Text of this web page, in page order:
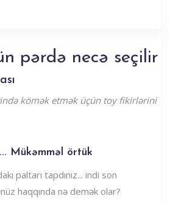
pərdə necə seçilir
kömək etmək üçün toy fikirlərini
Mükəmməl örtük
paltarı tapdınız... indi son
haqqında nə demək olar?